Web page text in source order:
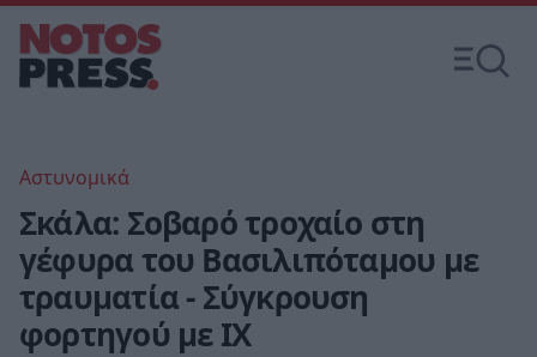
Αστυνομικά
Σκάλα: Σοβαρό τροχαίο στη
γέφυρα του Βασιλιπόταμου με
τραυματία - Σύγκρουση
φορτηγού με ΙΧ